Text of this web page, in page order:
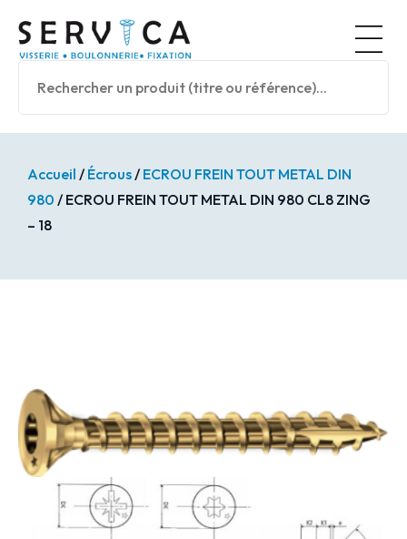
Accueil / Écrous/ ECROU FREIN TOUT METAL DIN
980 / ECROU FREIN TOUT METAL DIN 980 CL8 ZING
– 18